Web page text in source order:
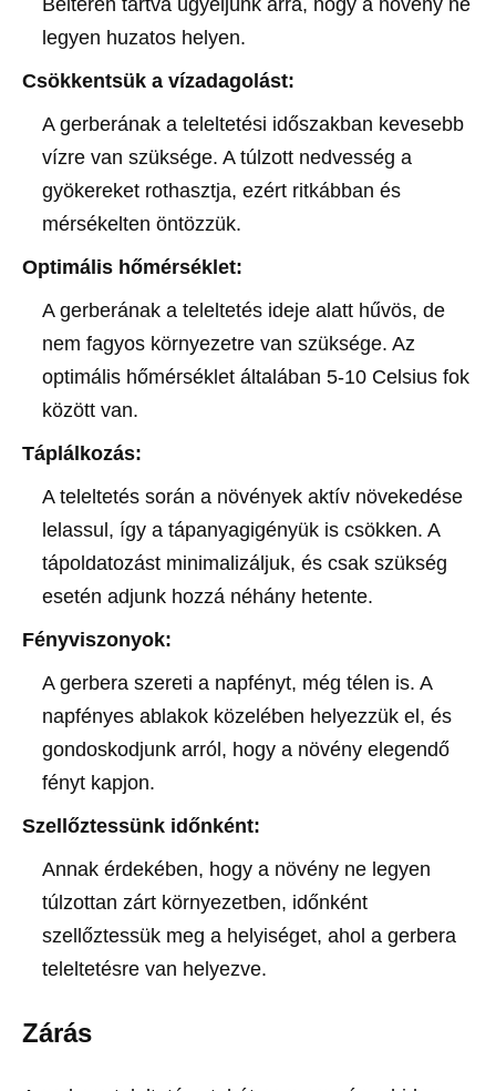
legyen huzatos helyen.
Csökkentsük a vízadagolást:
A gerberának a teleltetési időszakban kevesebb
vízre van szüksége. A túlzott nedvesség a
gyökereket rothasztja, ezért ritkábban és
mérsékelten öntözzük.
Optimális hőmérséklet:
A gerberának a teleltetés ideje alatt hűvös, de
nem fagyos környezetre van szüksége. Az
optimális hőmérséklet általában 5-10 Celsius fok
között van.
Táplálkozás:
A teleltetés során a növények aktív növekedése
lelassul, így a tápanyagigényük is csökken. A
tápoldatozást minimalizáljuk, és csak szükség
esetén adjunk hozzá néhány hetente.
Fényviszonyok:
A gerbera szereti a napfényt, még télen is. A
napfényes ablakok közelében helyezzük el, és
gondoskodjunk arról, hogy a növény elegendő
fényt kapjon.
Szellőztessünk időnként:
Annak érdekében, hogy a növény ne legyen
túlzottan zárt környezetben, időnként
szellőztessük meg a helyiséget, ahol a gerbera
teleltetésre van helyezve.
Zárás